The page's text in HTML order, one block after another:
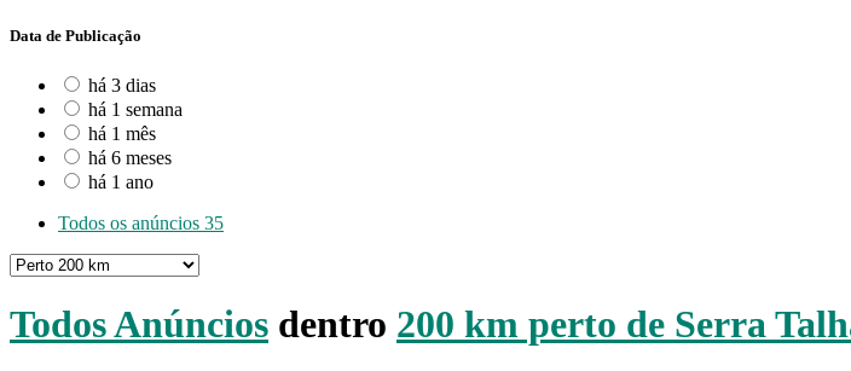
Data de Publicação
há 3 dias
há 1 semana
há 1 mês
há 6 meses
há 1 ano
Todos os anúncios 35
Todos Anúncios dentro 200 km perto de Serra